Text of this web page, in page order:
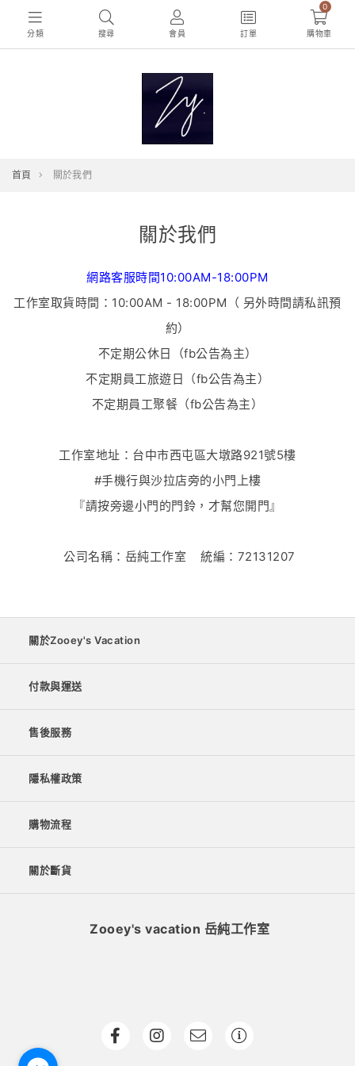
分類 搜尋 會員 訂單
0
購物車
首頁 關於我們
關於我們
網路客服時間10:00AM-18:00PM
工作室取貨時間：10:00AM - 18:00PM（ 另外時間請私訊預
約）
不定期公休日（fb公告為主）
不定期員工旅遊日（fb公告為主）
不定期員工聚餐（fb公告為主）
工作室地址：台中市西屯區大墩路921號5樓
#手機行與沙拉店旁的小門上樓
『請按旁邊小門的門鈴，才幫您開門』
公司名稱：岳純工作室 統編：72131207
關於Zooey's Vacation
付款與運送
售後服務
隱私權政策
購物流程
關於斷貨
Zooey's vacation 岳純工作室